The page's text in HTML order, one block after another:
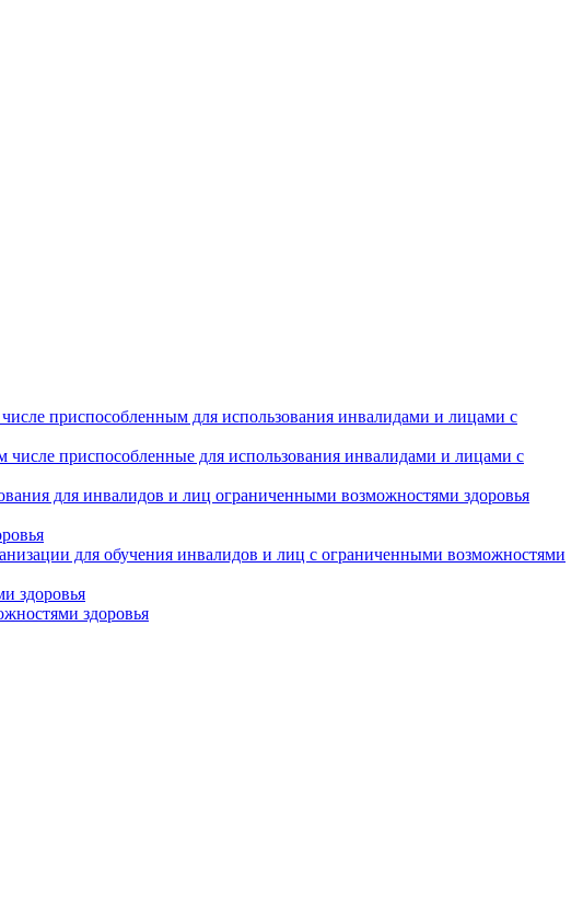
приспособленным для использования инвалидами и лицами с
приспособленные для использования инвалидами и лицами с
для инвалидов и лиц ограниченными возможностями здоровья
для обучения инвалидов и лиц с ограниченными возможностями
здоровья
здоровья